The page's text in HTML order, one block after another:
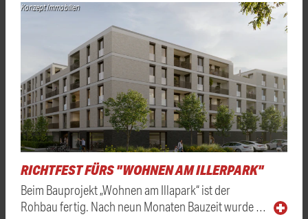
Konzept Immobilien
RICHTFEST FÜRS "WOHNEN AM ILLERPARK"
Beim Bauprojekt „Wohnen am Illapark“ ist der
Rohbau fertig. Nach neun Monaten Bauzeit wurde …